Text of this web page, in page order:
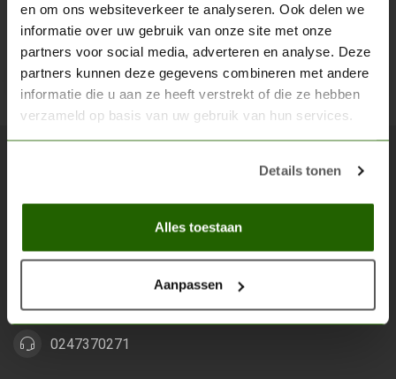
en om ons websiteverkeer te analyseren. Ook delen we
informatie over uw gebruik van onze site met onze
partners voor social media, adverteren en analyse. Deze
partners kunnen deze gegevens combineren met andere
informatie die u aan ze heeft verstrekt of die ze hebben
verzameld op basis van uw gebruik van hun services.
Details tonen
Alles toestaan
Aanpassen
Abonneer je op onze nieuwsbrief
Blijf op de hoogte over onze laatste acties
Alles voor je miniature wargaming en scenery
Grootstalselaan 46
0247370271